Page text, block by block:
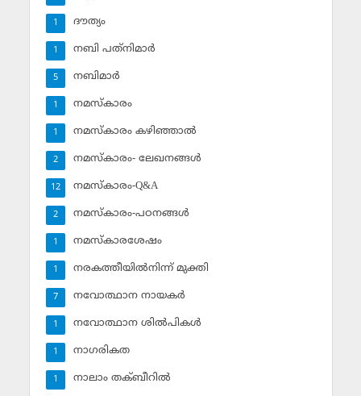
ദൗത്യം
1
നബി പത്‌നിമാര്‍
1
നബിമാര്‍
5
നമസ്‌കാരം
1
നമസ്‌കാരം കഴിഞ്ഞാല്‍
1
നമസ്‌കാരം- ലേഖനങ്ങള്‍
2
നമസ്‌കാരം-Q&A
12
നമസ്‌കാരം-പഠനങ്ങള്‍
2
നമസ്‌കാരശേഷം
1
നരകത്തീയില്‍നിന്ന് മുക്തി
1
നവോത്ഥാന നായകര്‍
7
നവോത്ഥാന ശില്‍പികള്‍
1
നാഗരികത
1
നാലാം തക്ബീറില്‍
1